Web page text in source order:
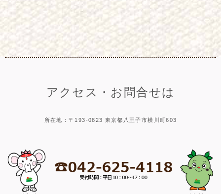
アクセス・お問合せは
所在地：〒193-0823 東京都八王子市横川町603